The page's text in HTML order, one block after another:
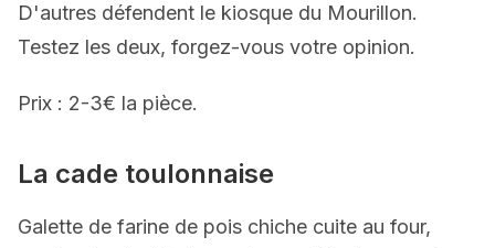
D'autres défendent le kiosque du Mourillon.
Testez les deux, forgez-vous votre opinion.
Prix : 2-3€ la pièce.
La cade toulonnaise
Galette de farine de pois chiche cuite au four,